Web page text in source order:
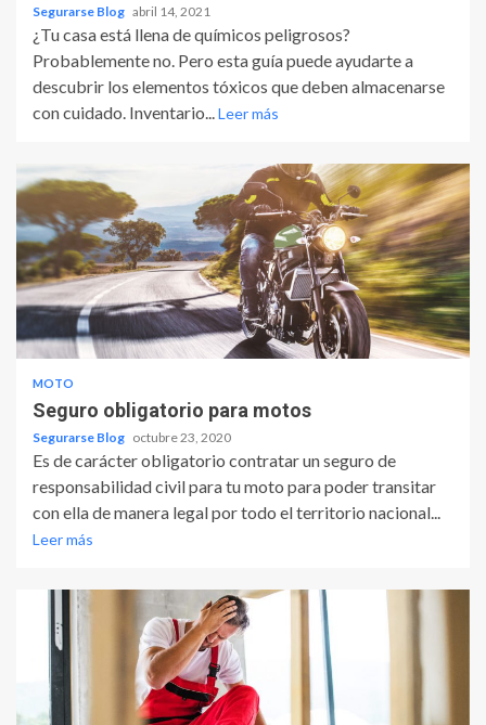
Segurarse Blog abril 14, 2021
¿Tu casa está llena de químicos peligrosos?
Probablemente no. Pero esta guía puede ayudarte a
descubrir los elementos tóxicos que deben almacenarse
con cuidado. Inventario...Leer más
MOTO
Seguro obligatorio para motos
Segurarse Blog octubre 23, 2020
Es de carácter obligatorio contratar un seguro de
responsabilidad civil para tu moto para poder transitar
con ella de manera legal por todo el territorio nacional...
Leer más